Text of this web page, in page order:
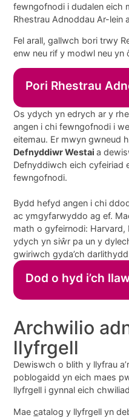
fewngofnodi i dudalen eich
Rhestrau Adnoddau Ar-lein
Fel arall, gallwch bori trwy
enw neu rif y modwl neu yn
Pori Rhestrau
Os ydych yn edrych ar y
angen i chi fewngofnodi i
eitemau. Er mwyn gwneud
Defnyddiwr Westaia
Defnyddiwch eich cyfeiriad
fewngofnodi.
Bydd hefyd angen i chi
ac ymgyfarwyddo ag ef.
math o gyfeirnodi: Harvard,
ydych yn siŵr pa un y
gwiriwch gyda’ch
Dod o hyd i’ch
Archwilio
llyfrgell
Dewiswch o blith y llyfrau
poblogaidd yn eich maes
llyfrgell i gynnal eich
Maecatalog y llyfrgell yn